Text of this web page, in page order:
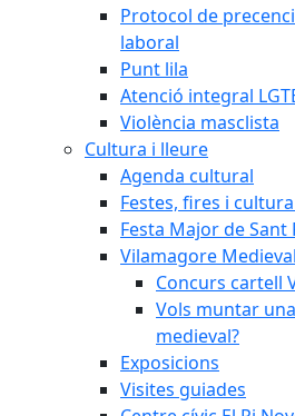
Protocol de
laboral
Punt lila
Atenció integral
Violència masclista
Cultura i lleure
Agenda cultural
Festes, fires i
Festa Major de Sant
Vilamagore Medieval
Concurs cartell
Vols muntar
medieval?
Exposicions
Visites guiades